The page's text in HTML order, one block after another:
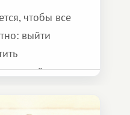
чтобы все
выйти
курорта.